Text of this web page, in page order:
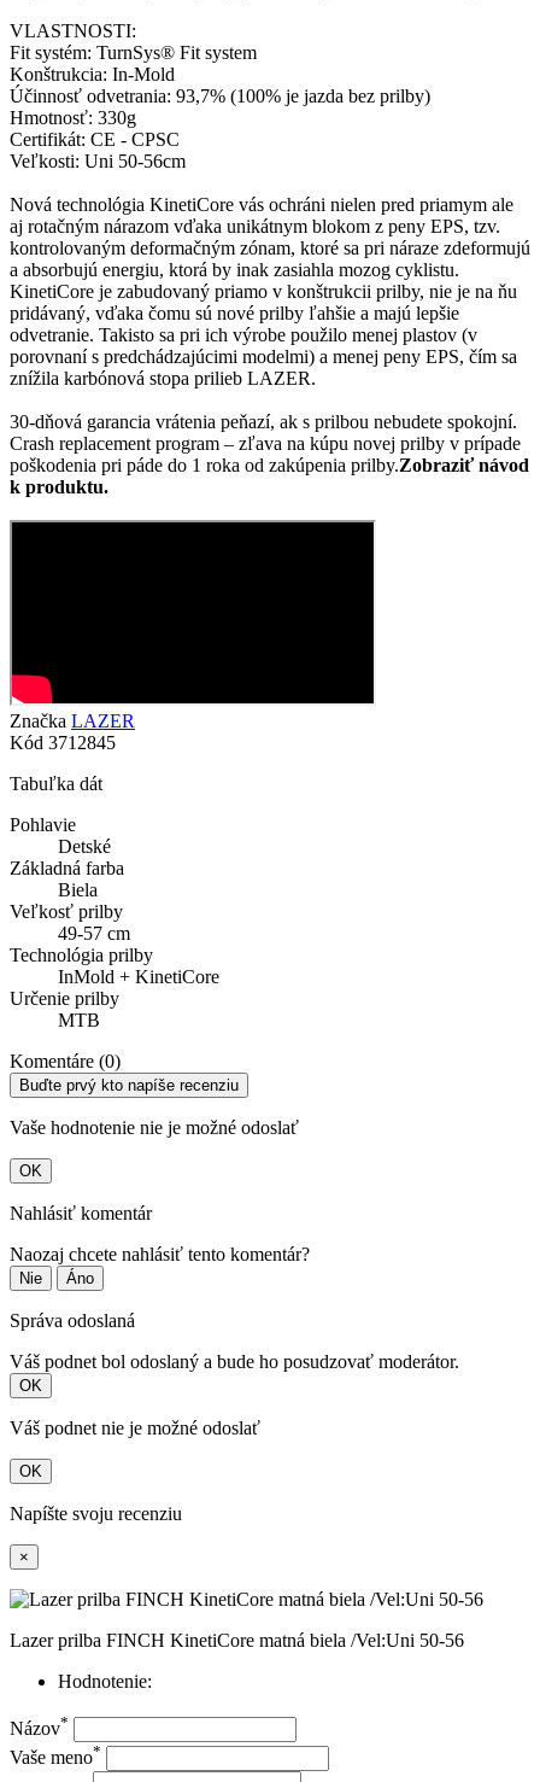
VLASTNOSTI:
Fit systém: TurnSys® Fit system
Konštrukcia: In-Mold
Účinnosť odvetrania: 93,7% (100% je jazda bez prilby)
Hmotnosť: 330g
Certifikát: CE - CPSC
Veľkosti: Uni 50-56cm
Nová technológia KinetiCore vás ochráni nielen pred priamym ale
aj rotačným nárazom vďaka unikátnym blokom z peny EPS, tzv.
kontrolovaným deformačným zónam, ktoré sa pri náraze zdeformujú
a absorbujú energiu, ktorá by inak zasiahla mozog cyklistu.
KinetiCore je zabudovaný priamo v konštrukcii prilby, nie je na ňu
pridávaný, vďaka čomu sú nové prilby ľahšie a majú lepšie
odvetranie. Takisto sa pri ich výrobe použilo menej plastov (v
porovnaní s predchádzajúcimi modelmi) a menej peny EPS, čím sa
znížila karbónová stopa prilieb LAZER.
30-dňová garancia vrátenia peňazí, ak s prilbou nebudete spokojní.
Crash replacement program – zľava na kúpu novej prilby v prípade
poškodenia pri páde do 1 roka od zakúpenia prilby.Zobraziť návod
k produktu.
Značka LAZER
Kód 3712845
Tabuľka dát
Pohlavie
Detské
Základná farba
Biela
Veľkosť prilby
49-57 cm
Technológia prilby
InMold + KinetiCore
Určenie prilby
MTB
Komentáre (0)
Buďte prvý kto napíše recenziu
Vaše hodnotenie nie je možné odoslať
OK
Nahlásiť komentár
Naozaj chcete nahlásiť tento komentár?
Nie Áno
Správa odoslaná
Váš podnet bol odoslaný a bude ho posudzovať moderátor.
OK
Váš podnet nie je možné odoslať
OK
Napíšte svoju recenziu
×
Lazer prilba FINCH KinetiCore matná biela /Vel:Uni 50-56
Hodnotenie:
Názov*
Vaše meno*